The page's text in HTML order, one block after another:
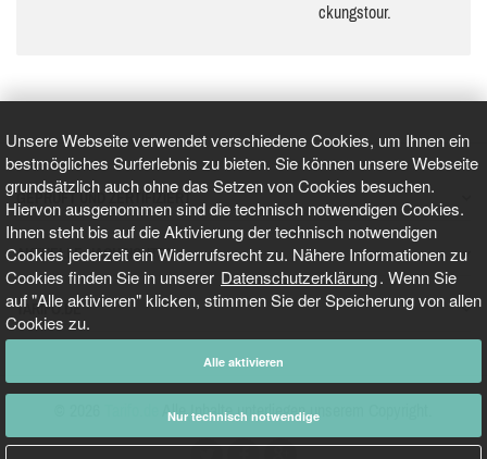
Unsere Webseite verwendet verschiedene Cookies, um Ihnen ein
bestmögliches Surferlebnis zu bieten. Sie können unsere Webseite
grundsätzlich auch ohne das Setzen von Cookies besuchen.
Hiervon ausgenommen sind die technisch notwendigen Cookies.
Ihnen steht bis auf die Aktivierung der technisch notwendigen
Cookies jederzeit ein Widerrufsrecht zu. Nähere Informationen zu
Cookies finden Sie in unserer Datenschutzerklärung. Wenn Sie
auf "Alle aktivieren" klicken, stimmen Sie der Speicherung von allen
Cookies zu.
Alle aktivieren
Nur technisch notwendige
ckungs­tour.
GEPRÜFT UND ZERTIFIZIERT
AKTUELLE NACHRICHTEN
TARIFO.DE
Alle Inhalte unterliegen unserem Copyright.